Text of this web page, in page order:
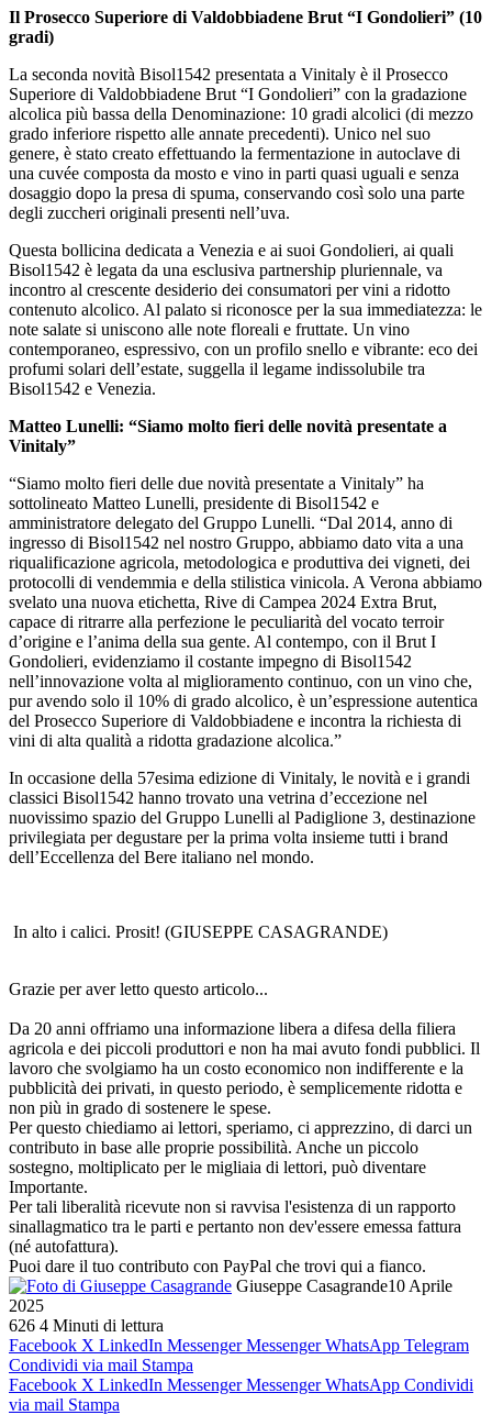
Il Prosecco Superiore di Valdobbiadene Brut “I Gondolieri” (10
gradi)
La seconda novità Bisol1542 presentata a Vinitaly è il Prosecco
Superiore di Valdobbiadene Brut “I Gondolieri” con la gradazione
alcolica più bassa della Denominazione: 10 gradi alcolici (di mezzo
grado inferiore rispetto alle annate precedenti). Unico nel suo
genere, è stato creato effettuando la fermentazione in autoclave di
una cuvée composta da mosto e vino in parti quasi uguali e senza
dosaggio dopo la presa di spuma, conservando così solo una parte
degli zuccheri originali presenti nell’uva.
Questa bollicina dedicata a Venezia e ai suoi Gondolieri, ai quali
Bisol1542 è legata da una esclusiva partnership pluriennale, va
incontro al crescente desiderio dei consumatori per vini a ridotto
contenuto alcolico. Al palato si riconosce per la sua immediatezza: le
note salate si uniscono alle note floreali e fruttate. Un vino
contemporaneo, espressivo, con un profilo snello e vibrante: eco dei
profumi solari dell’estate, suggella il legame indissolubile tra
Bisol1542 e Venezia.
Matteo Lunelli: “Siamo molto fieri delle novità presentate a
Vinitaly”
“Siamo molto fieri delle due novità presentate a Vinitaly” ha
sottolineato Matteo Lunelli, presidente di Bisol1542 e
amministratore delegato del Gruppo Lunelli. “Dal 2014, anno di
ingresso di Bisol1542 nel nostro Gruppo, abbiamo dato vita a una
riqualificazione agricola, metodologica e produttiva dei vigneti, dei
protocolli di vendemmia e della stilistica vinicola. A Verona abbiamo
svelato una nuova etichetta, Rive di Campea 2024 Extra Brut,
capace di ritrarre alla perfezione le peculiarità del vocato terroir
d’origine e l’anima della sua gente. Al contempo, con il Brut I
Gondolieri, evidenziamo il costante impegno di Bisol1542
nell’innovazione volta al miglioramento continuo, con un vino che,
pur avendo solo il 10% di grado alcolico, è un’espressione autentica
del Prosecco Superiore di Valdobbiadene e incontra la richiesta di
vini di alta qualità a ridotta gradazione alcolica.”
In occasione della 57esima edizione di Vinitaly, le novità e i grandi
classici Bisol1542 hanno trovato una vetrina d’eccezione nel
nuovissimo spazio del Gruppo Lunelli al Padiglione 3, destinazione
privilegiata per degustare per la prima volta insieme tutti i brand
dell’Eccellenza del Bere italiano nel mondo.
In alto i calici. Prosit! (GIUSEPPE CASAGRANDE)
Grazie per aver letto questo articolo...
Da 20 anni offriamo una informazione libera a difesa della filiera
agricola e dei piccoli produttori e non ha mai avuto fondi pubblici. Il
lavoro che svolgiamo ha un costo economico non indifferente e la
pubblicità dei privati, in questo periodo, è semplicemente ridotta e
non più in grado di sostenere le spese.
Per questo chiediamo ai lettori, speriamo, ci apprezzino, di darci un
contributo in base alle proprie possibilità. Anche un piccolo
sostegno, moltiplicato per le migliaia di lettori, può diventare
Importante.
Per tali liberalità ricevute non si ravvisa l'esistenza di un rapporto
sinallagmatico tra le parti e pertanto non dev'essere emessa fattura
(né autofattura).
Puoi dare il tuo contributo con PayPal che trovi qui a fianco.
Giuseppe Casagrande10 Aprile
2025
626 4 Minuti di lettura
Facebook X LinkedIn Messenger Messenger WhatsApp Telegram
Condividi via mail Stampa
Facebook X LinkedIn Messenger Messenger WhatsApp Condividi
via mail Stampa